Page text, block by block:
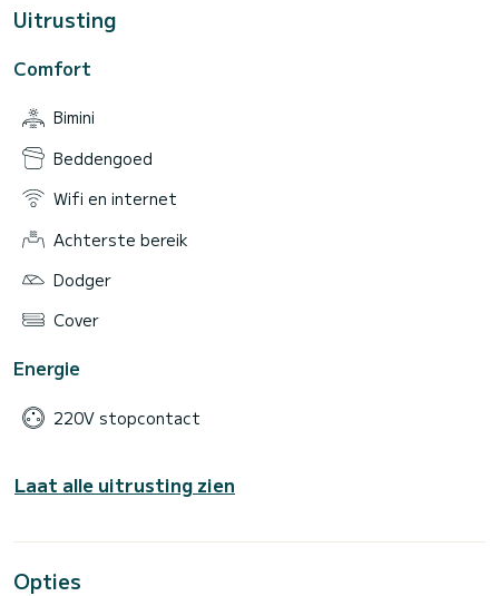
Uitrusting
Comfort
Bimini
Beddengoed
Wifi en internet
Achterste bereik
Dodger
Cover
Energie
220V stopcontact
Laat alle uitrusting zien
Opties